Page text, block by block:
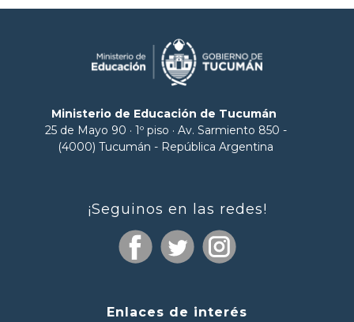
Ministerio de Educación de Tucumán
25 de Mayo 90 · 1º piso · Av. Sarmiento 850 -
(4000) Tucumán - República Argentina
¡Seguinos en las redes!
Enlaces de interés